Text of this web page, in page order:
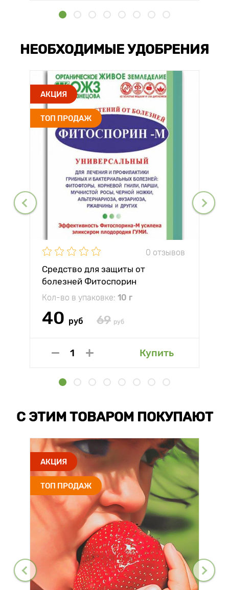
НЕОБХОДИМЫЕ УДОБРЕНИЯ
АКЦИЯ
ТОП ПРОДАЖ
0 отзывов
Средство для защиты от
болезней Фитоспорин
Кол-во в упаковке: 10 г
40 руб 69 руб
Купить
С ЭТИМ ТОВАРОМ ПОКУПАЮТ
АКЦИЯ
ТОП ПРОДАЖ